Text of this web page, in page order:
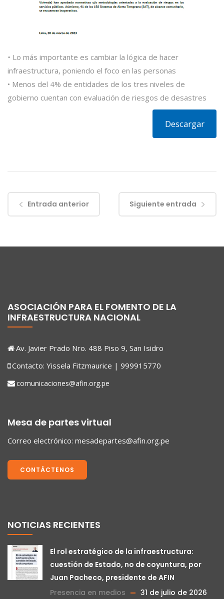
• Lo más importante es cambiar la lógica de hacer
infraestructura, poniendo el foco en las personas
• Menos del 4% de entidades de los tres niveles de
gobierno cuentan con evaluación de riesgos de desastres
Descargar
Entrada anterior Siguiente entrada
ASOCIACIÓN PARA EL FOMENTO DE LA
INFRAESTRUCTURA NACIONAL
Av. Javier Prado Nro. 488 Piso 9, San Isidro
Contacto: Yissela Fitzmaurice | 999915770
comunicaciones@afin.org.pe
Mesa de partes virtual
Correo electrónico: mesadepartes@afin.org.pe
CONTÁCTENOS
NOTICIAS RECIENTES
El rol estratégico de la infraestructura:
cuestión de Estado, no de coyuntura, por
Juan Pacheco, presidente de AFIN
Presencia en medios
31 de julio de 2026